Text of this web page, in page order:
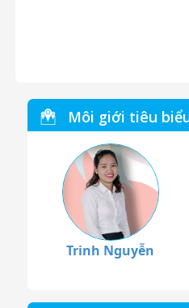
Môi giới tiêu
Trinh Nguyễn